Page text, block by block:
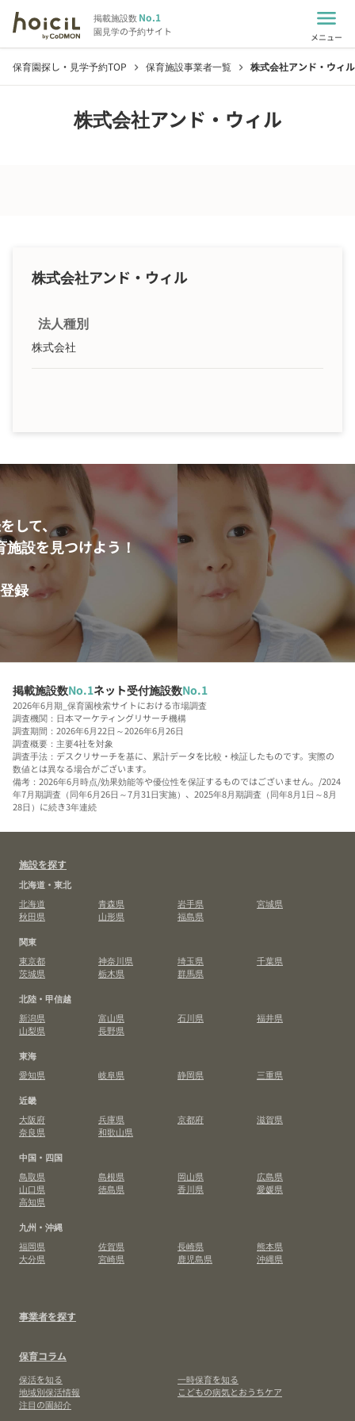
掲載施設数No.1
園見学の予約サイト
menu
メニュー
保育園探し・見学予約TOP chevron_right 保育施設事業者一覧 chevron_right 株式会社アンド・ウィル
株式会社アンド・ウィル
株式会社アンド・ウィル
法人種別
株式会社
して、
設を見つけよう！
録
掲載施設数No.1ネット受付施設数No.1
2026年6月期_保育園検索サイトにおける市場調査
調査機関：日本マーケティングリサーチ機構
調査期間：2026年6月22日～2026年6月26日
調査概要：主要4社を対象
調査手法：デスクリサーチを基に、累計データを比較・検証したものです。実際の
数値とは異なる場合がございます。
備考：2026年6月時点/効果効能等や優位性を保証するものではございません。/2024
年7月期調査（同年6月26日～7月31日実施）、2025年8月期調査（同年8月1日～8月
28日）に続き3年連続
施設を探す
北海道・東北
北海道
青森県 岩手県
宮城県
秋田県
山形県
福島県
関東
東京都
神奈川県 埼玉県
千葉県
茨城県
栃木県
群馬県
北陸・甲信越
新潟県
富山県 石川県
福井県
山梨県
長野県
東海
愛知県
岐阜県 静岡県
三重県
近畿
大阪府
兵庫県 京都府
滋賀県
奈良県
和歌山県
中国・四国
鳥取県
島根県 岡山県
広島県
山口県
徳島県 香川県
愛媛県
高知県
九州・沖縄
福岡県
佐賀県 長崎県
熊本県
大分県
宮崎県 鹿児島県 沖縄県
事業者を探す
保育コラム
保活を知る
一時保育を知る
地域別保活情報
こどもの病気とおうちケア
注目の園紹介